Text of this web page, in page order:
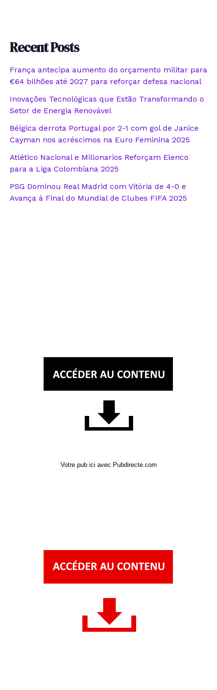
Recent Posts
França antecipa aumento do orçamento militar para
€64 bilhões até 2027 para reforçar defesa nacional
Inovações Tecnológicas que Estão Transformando o
Setor de Energia Renovável
Bélgica derrota Portugal por 2-1 com gol de Janice
Cayman nos acréscimos na Euro Feminina 2025
Atlético Nacional e Millonarios Reforçam Elenco
para a Liga Colombiana 2025
PSG Dominou Real Madrid com Vitória de 4-0 e
Avança à Final do Mundial de Clubes FIFA 2025
Votre pub ici avec Pubdirecte.com